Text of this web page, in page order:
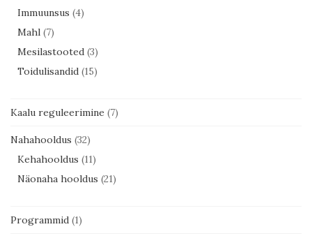
Immuunsus (4)
Mahl (7)
Mesilastooted (3)
Toidulisandid (15)
Kaalu reguleerimine (7)
Nahahooldus (32)
Kehahooldus (11)
Näonaha hooldus (21)
Programmid (1)